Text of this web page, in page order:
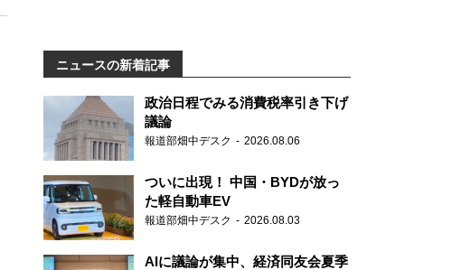
ニュースの新着記事
政治日程でみる消費税率引き下げ
議論
報道部畑中デスク 2026.08.06
ついに出現！ 中国・BYDが放っ
た軽自動車EV
報道部畑中デスク 2026.08.03
AIに議論が集中、経済同友会夏季